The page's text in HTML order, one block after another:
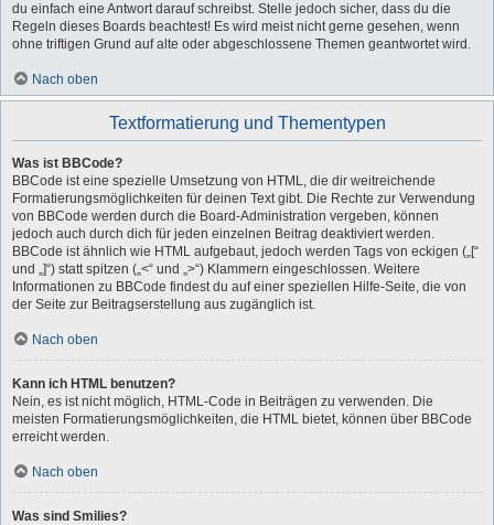
du einfach eine Antwort darauf schreibst. Stelle jedoch sicher, dass du die
Regeln dieses Boards beachtest! Es wird meist nicht gerne gesehen, wenn
ohne triftigen Grund auf alte oder abgeschlossene Themen geantwortet wird.
Nach oben
Textformatierung und Thementypen
Was ist BBCode?
BBCode ist eine spezielle Umsetzung von HTML, die dir weitreichende
Formatierungsmöglichkeiten für deinen Text gibt. Die Rechte zur Verwendung
von BBCode werden durch die Board-Administration vergeben, können
jedoch auch durch dich für jeden einzelnen Beitrag deaktiviert werden.
BBCode ist ähnlich wie HTML aufgebaut, jedoch werden Tags von eckigen („[“
und „]“) statt spitzen („<“ und „>“) Klammern eingeschlossen. Weitere
Informationen zu BBCode findest du auf einer speziellen Hilfe-Seite, die von
der Seite zur Beitragserstellung aus zugänglich ist.
Nach oben
Kann ich HTML benutzen?
Nein, es ist nicht möglich, HTML-Code in Beiträgen zu verwenden. Die
meisten Formatierungsmöglichkeiten, die HTML bietet, können über BBCode
erreicht werden.
Nach oben
Was sind Smilies?